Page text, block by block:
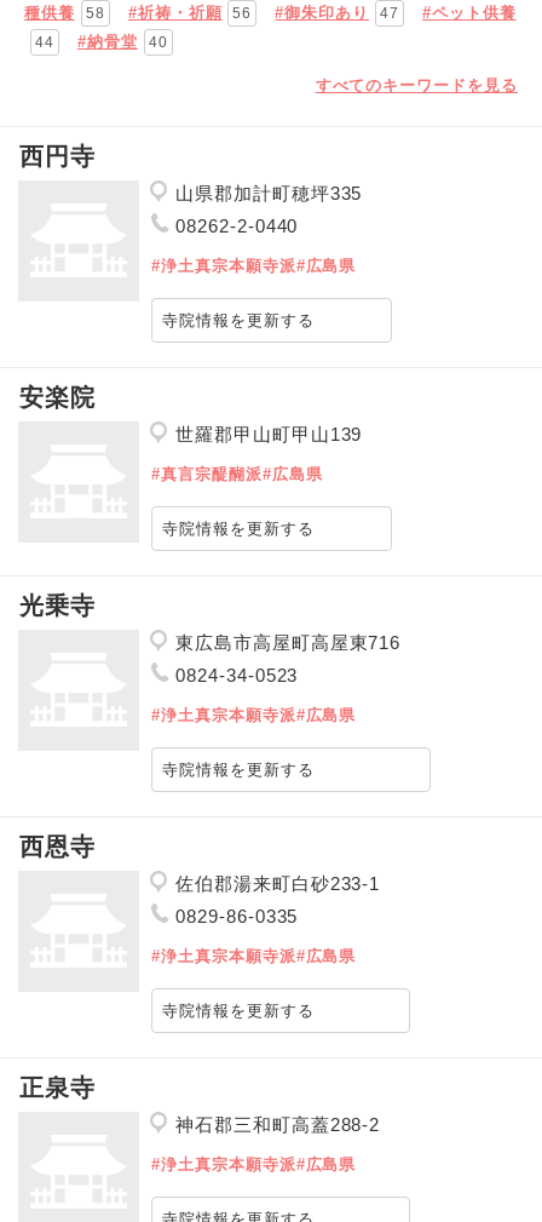
種供養
58 #祈祷・祈願 56 #御朱印あり 47 #ペット供養
44 #納骨堂 40
すべてのキーワードを見る
西円寺
山県郡加計町穂坪335
08262-2-0440
#浄土真宗本願寺派#広島県
寺院情報を更新する
安楽院
世羅郡甲山町甲山139
#真言宗醍醐派#広島県
寺院情報を更新する
光乗寺
東広島市高屋町高屋東716
0824-34-0523
#浄土真宗本願寺派#広島県
寺院情報を更新する
西恩寺
佐伯郡湯来町白砂233-1
0829-86-0335
#浄土真宗本願寺派#広島県
寺院情報を更新する
正泉寺
神石郡三和町高蓋288-2
#浄土真宗本願寺派#広島県